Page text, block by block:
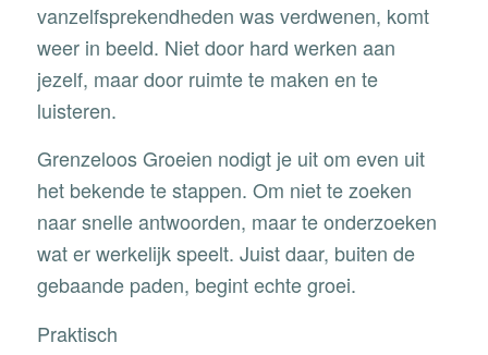
vanzelfsprekendheden was verdwenen, komt
weer in beeld. Niet door hard werken aan
jezelf, maar door ruimte te maken en te
luisteren.
Grenzeloos Groeien nodigt je uit om even uit
het bekende te stappen. Om niet te zoeken
naar snelle antwoorden, maar te onderzoeken
wat er werkelijk speelt. Juist daar, buiten de
gebaande paden, begint echte groei.
Praktisch